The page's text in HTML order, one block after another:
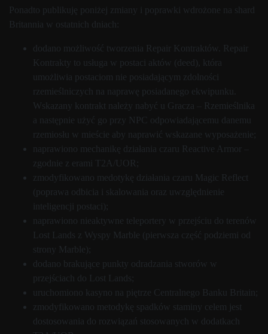
Ponadto publikuję poniżej zmiany i poprawki wdrożone na shard
Britannia w ostatnich dniach:
dodano możliwość tworzenia Repair Kontraktów. Repair
Kontrakty to usługa w postaci aktów (deed), która
umożliwia postaciom nie posiadającym zdolności
rzemieślniczych na naprawę posiadanego ekwipunku.
Wskazany kontrakt należy nabyć u Gracza – Rzemieślnika
a następnie użyć go przy NPC odpowiadającemu danemu
rzemiosłu w mieście aby naprawić wskazane wyposażenie;
naprawiono mechanikę działania czaru Reactive Armor –
zgodnie z erami T2A/UOR;
zmodyfikowano medotykę działania czaru Magic Reflect
(poprawa odbicia i skalowania oraz uwzględnienie
inteligencji postaci);
naprawiono nieaktywne teleportery w przejściu do terenów
Lost Lands z Wyspy Marble (pierwsza część podziemi od
strony Marble);
dodano brakujące punkty odradzania stworów w
przejściach do Lost Lands;
uruchomiono kasyno na piętrze Centralnego Banku Britain;
zmodyfikowano metodykę spadków staminy celem jest
dostosowania do rozwiązań stosowanych w dodatkach